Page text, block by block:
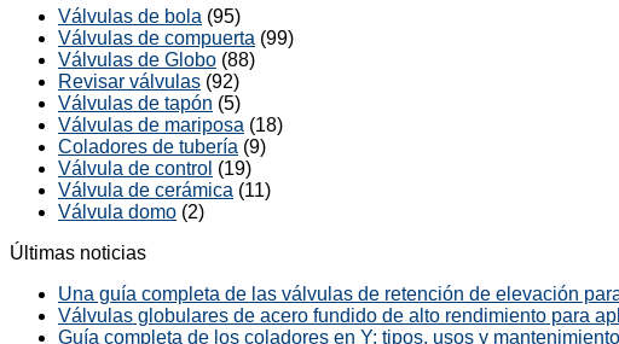
Válvulas de bola (95)
Válvulas de compuerta (99)
Válvulas de Globo (88)
Revisar válvulas (92)
Válvulas de tapón (5)
Válvulas de mariposa (18)
Coladores de tubería (9)
Válvula de control (19)
Válvula de cerámica (11)
Válvula domo (2)
Últimas noticias
Una guía completa de las válvulas de retención de elevación
Válvulas globulares de acero fundido de alto rendimiento para
Guía completa de los coladores en Y: tipos, usos y